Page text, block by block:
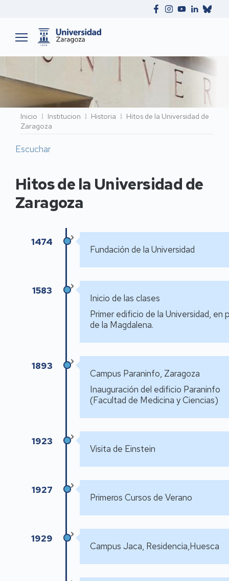
Ruta
de
navegación
Inicio Institucion Historia
Hitos de la Universidad de
Zaragoza
Escuchar
Hitos de la Universidad de
Zaragoza
1474
Fundación de la Universidad
1583
Inicio de las clases
Primer edificio de la Universidad, en
de la Magdalena.
1893
Campus Paraninfo, Zaragoza
Inauguración del edificio Paraninfo
(Facultad de Medicina y Ciencias)
1923
Visita de Einstein
1927
Primeros Cursos de Verano
1929
Campus Jaca, Residencia,Huesca